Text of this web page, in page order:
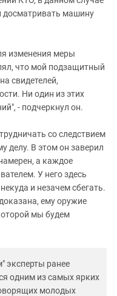
досматривать машину
изменения меры
что мой подзащитный
свидетелей,
Ни один из этих
- подчеркнул он.
со следствием
делу. В этом он заверил
а каждое
У него здесь
и незачем сбегать.
ему оружие
мы будем
эксперты ранее
одним из самых ярких
молодых